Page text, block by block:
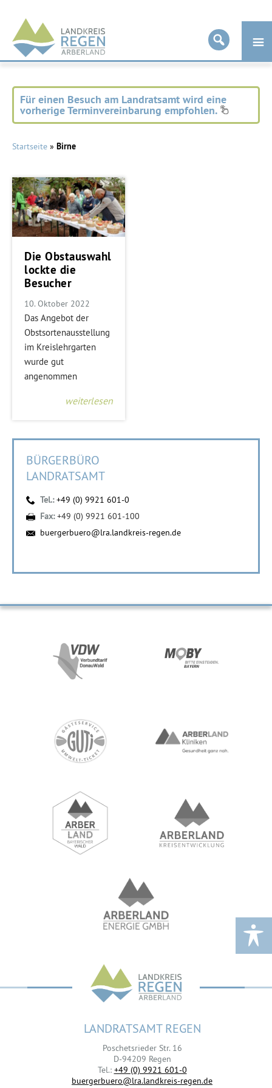
Landkreis
Regen
Für einen Besuch am Landratsamt wird eine
vorherige Terminvereinbarung empfohlen.
Startseite » Birne
Die Obstauswahl
lockte die
Besucher
10. Oktober 2022
Das Angebot der
Obstsortenausstellung
im Kreislehrgarten
wurde gut
angenommen
weiterlesen
BÜRGERBÜRO
LANDRATSAMT
Tel.:+49 (0) 9921 601-0
Fax:+49 (0) 9921 601-100
buergerbuero@lra.landkreis-regen.de
LANDRATSAMT REGEN
Poschetsrieder Str. 16
D-94209 Regen
Tel.: +49 (0) 9921 601-0
buergerbuero@lra.landkreis-regen.de